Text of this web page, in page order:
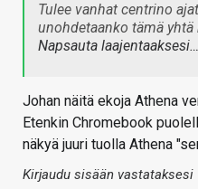
Tulee vanhat centrino
unohdetaanko tämä yhtä
Napsauta laajentaaksesi…
Johan näitä ekoja Athena
Etenkin Chromebook
näkyä juuri tuolla Athena
Kirjaudu sisään vastataksesi